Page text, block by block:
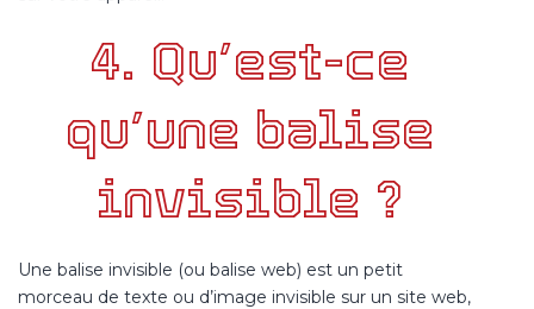
4. Qu’est-ce
qu’une balise
invisible ?
Une balise invisible (ou balise web) est un petit
morceau de texte ou d’image invisible sur un site web,